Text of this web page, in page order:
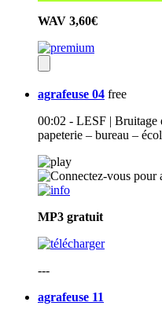
WAV 3,60€
agrafeuse 04 free
00:02 - LESF | Bruitage
papeterie – bureau –
MP3 gratuit
---
agrafeuse 11